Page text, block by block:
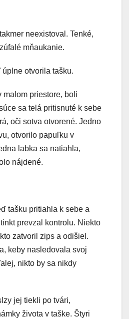
neexistoval. Tenké,
mňaukanie.
otvorila tašku.
malom priestore, boli
sa telá pritisnuté k sebe
oči sotva otvorené. Jedno
otvorilo papuľku v
labka sa natiahla,
nájdené.
tašku pritiahla k sebe a
prevzal kontrolu. Niekto
zatvoril zips a odišiel.
keby nasledovala svoj
nikto by sa nikdy
jej tiekli po tvári,
života v taške. Štyri